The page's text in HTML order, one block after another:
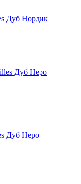
Дуб Нордик
Дуб Неро